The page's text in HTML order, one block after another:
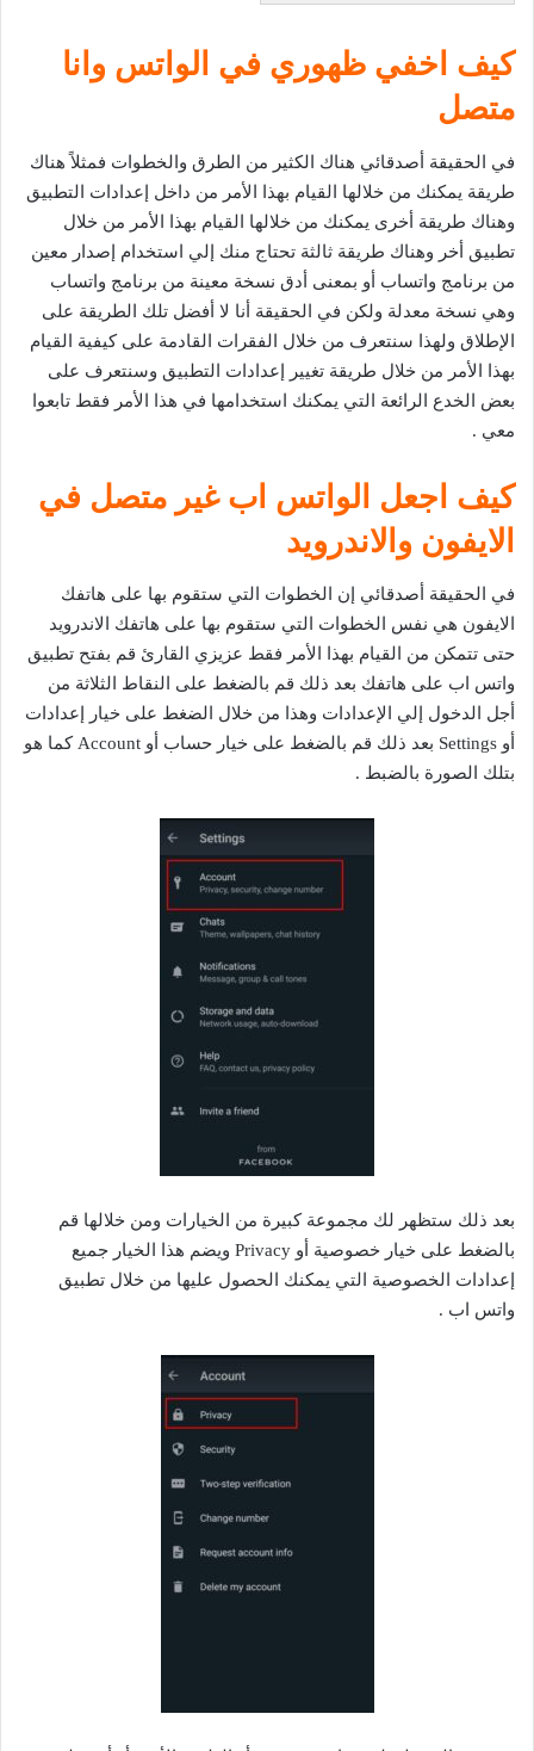
كيف اخفي ظهوري في الواتس وانا
متصل
في الحقيقة أصدقائي هناك الكثير من الطرق والخطوات فمثلاً هناك
طريقة يمكنك من خلالها القيام بهذا الأمر من داخل إعدادات التطبيق
وهناك طريقة أخرى يمكنك من خلالها القيام بهذا الأمر من خلال
تطبيق أخر وهناك طريقة ثالثة تحتاج منك إلي استخدام إصدار معين
من برنامج واتساب أو بمعنى أدق نسخة معينة من برنامج واتساب
وهي نسخة معدلة ولكن في الحقيقة أنا لا أفضل تلك الطريقة على
الإطلاق ولهذا سنتعرف من خلال الفقرات القادمة على كيفية القيام
بهذا الأمر من خلال طريقة تغيير إعدادات التطبيق وسنتعرف على
بعض الخدع الرائعة التي يمكنك استخدامها في هذا الأمر فقط تابعوا
معي .
كيف اجعل الواتس اب غير متصل في
الايفون والاندرويد
في الحقيقة أصدقائي إن الخطوات التي ستقوم بها على هاتفك
الايفون هي نفس الخطوات التي ستقوم بها على هاتفك الاندرويد
حتى تتمكن من القيام بهذا الأمر فقط عزيزي القارئ قم بفتح تطبيق
واتس اب على هاتفك بعد ذلك قم بالضغط على النقاط الثلاثة من
أجل الدخول إلي الإعدادات وهذا من خلال الضغط على خيار إعدادات
أو Settings بعد ذلك قم بالضغط على خيار حساب أو Account كما هو
بتلك الصورة بالضبط .
بعد ذلك ستظهر لك مجموعة كبيرة من الخيارات ومن خلالها قم
بالضغط على خيار خصوصية أو Privacy ويضم هذا الخيار جميع
إعدادات الخصوصية التي يمكنك الحصول عليها من خلال تطبيق
واتس اب .